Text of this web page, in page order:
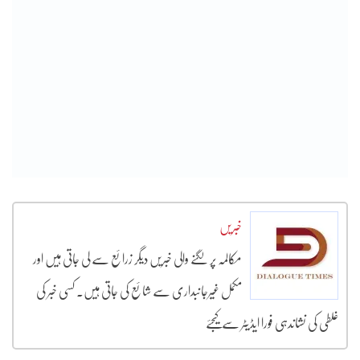
خبریں
مکالمہ پر لگنے والی خبریں دیگر زرائع سے لی جاتی ہیں اور
مکمل غیرجانبداری سے شائع کی جاتی ہیں۔ کسی خبر کی
غلطی کی نشاندہی فورا ایڈیٹر سے کیجئے